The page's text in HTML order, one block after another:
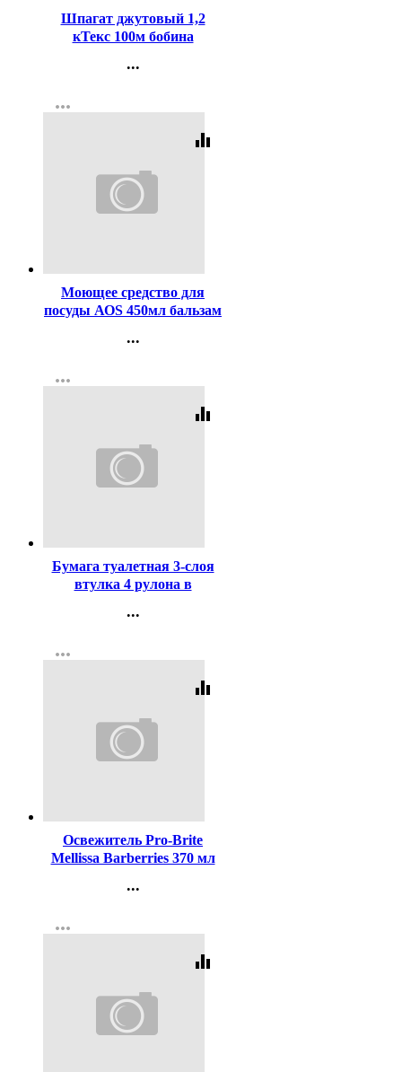
Шпагат джутовый 1,2
кТекс 100м бобина
...
Регистрация
more_horiz
equalizer
Моющее средство для
посуды АОS 450мл бальзам
...
Регистрация
more_horiz
equalizer
Бумага туалетная 3-слоя
втулка 4 рулона в
Deluxe Light
...
Регистрация
more_horiz
equalizer
Освежитель Pro-Brite
Mellissa Barberries 370 мл
арт.408-037 (ст.6)
...
Регистрация
more_horiz
equalizer